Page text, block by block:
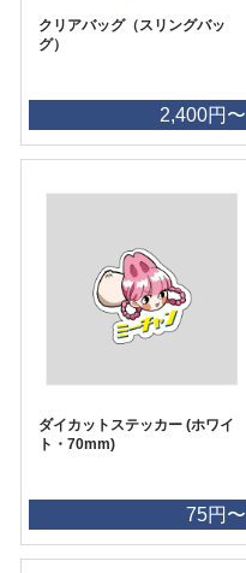
クリアバッグ（スリングバッ
グ）
2,400円〜
ダイカットステッカー (ホワイ
ト・70mm)
75円〜